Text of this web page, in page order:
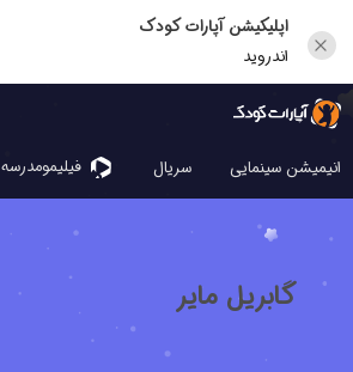
اپلیکیشن آپارات کودک
اندروید
انیمیشن سینمایی سریال فیلیمو‌مدرسه
گابریل مایر